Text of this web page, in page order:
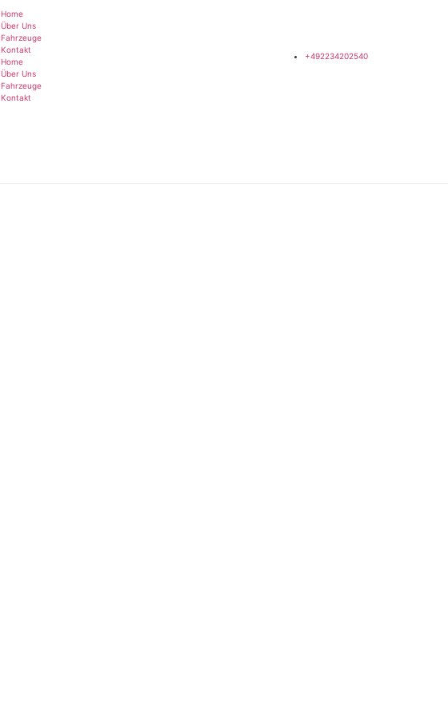
Home
Über Uns
Fahrzeuge
Kontakt
Home
Über Uns
Fahrzeuge
Kontakt
+492234202540